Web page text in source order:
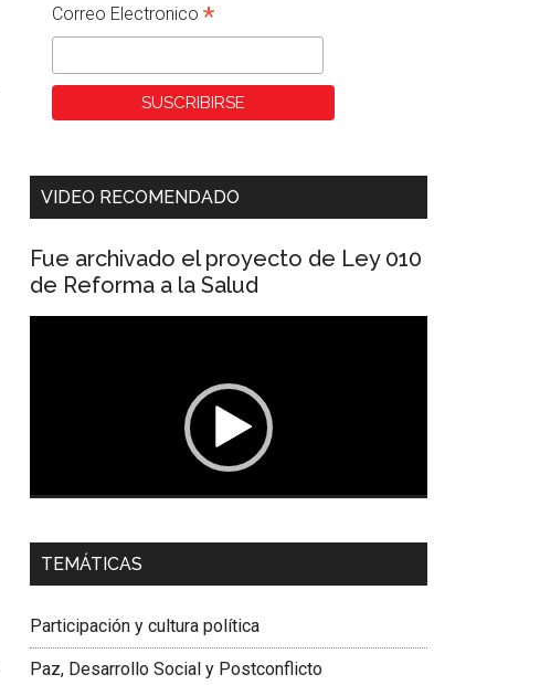
Correo Electronico *
VIDEO RECOMENDADO
Fue archivado el proyecto de Ley 010
de Reforma a la Salud
Dra. Carolina Corcho Mejía,
Latinoamericana Sur, Vicepresidenta Federación
TEMÁTICAS
Participación y cultura política
Paz, Desarrollo Social y Postconflicto